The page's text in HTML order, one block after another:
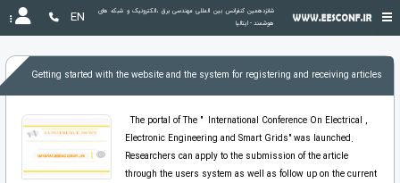
هوشمند - ایتالیا
EN
Getting started with the website and the system for registering and receiving articles
The portal of The " International Conference On Electrical ,
Electronic Engineering and Smart Grids" was launched.
Researchers can apply to the submission of the article
through the users system as well as follow up on the current